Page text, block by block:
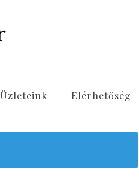
Üzleteink Elérhetőség